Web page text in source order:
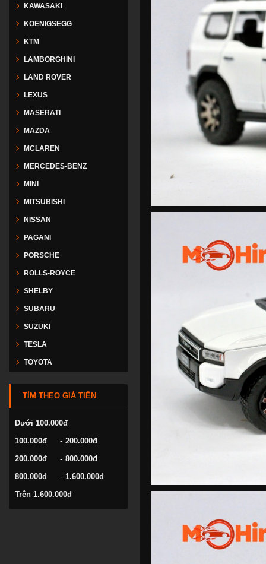
KAWASAKI
KOENIGSEGG
KTM
LAMBORGHINI
LAND ROVER
LEXUS
MASERATI
MAZDA
MCLAREN
MERCEDES-BENZ
MINI
MITSUBISHI
NISSAN
PAGANI
PORSCHE
ROLLS-ROYCE
SHELBY
SUBARU
SUZUKI
TESLA
TOYOTA
VOLKSWAGEN
TÌM THEO GIÁ TIỀN
Dưới 100.000đ
100.000đ
- 200.000đ
200.000đ
- 800.000đ
800.000đ
- 1.600.000đ
Trên 1.600.000đ